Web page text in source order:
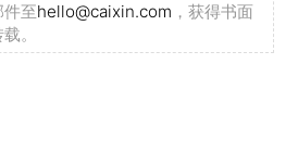
至hello@caixin.com ，获得书面
。